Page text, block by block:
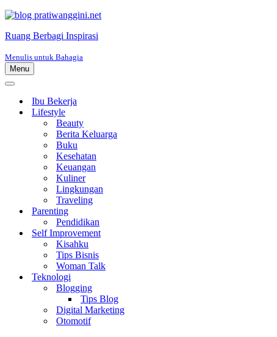
Ruang Berbagi Inspirasi
Menulis untuk Bahagia
Menu
Menu
Menu
NavigasiIbu Bekerja
Lifestyle
Beauty
Berita Keluarga
Buku
Kesehatan
Keuangan
Kuliner
Lingkungan
Traveling
Parenting
Pendidikan
Self Improvement
Kisahku
Tips Bisnis
Woman Talk
Teknologi
Blogging
Tips Blog
Digital Marketing
Otomotif